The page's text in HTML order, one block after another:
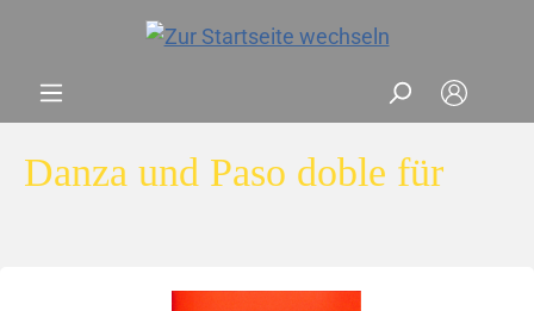
Danza und Paso doble für